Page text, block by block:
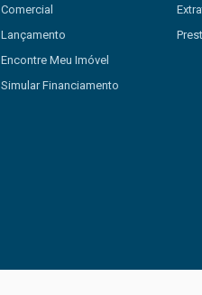
Comercial
Lançamento
Encontre Meu Imóvel
Simular Financiamento